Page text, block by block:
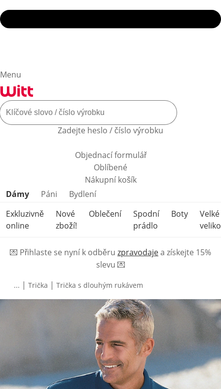
Menu
Zadejte heslo / číslo výrobku
Objednací formulář
Oblíbené
Nákupní košík
Přeskočit kategorie produktů
Dámy Páni
Bydlení
Exkluzivně
online
Nové
zboží!
Oblečení
Spodní
prádlo
Boty
Velké
💌 Přihlaste se nyní k odběru zpravodajea získejte 15%
slevu 💌
... | Trička | Trička s dlouhým rukávem